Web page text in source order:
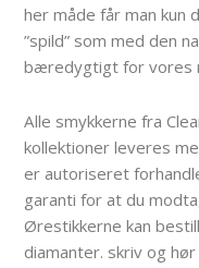
her måde får man kun
”spild” som med den
bæredygtigt for vores
Alle smykkerne fra
kollektioner leveres
er autoriseret
garanti for at du
Ørestikkerne kan
diamanter. skriv og